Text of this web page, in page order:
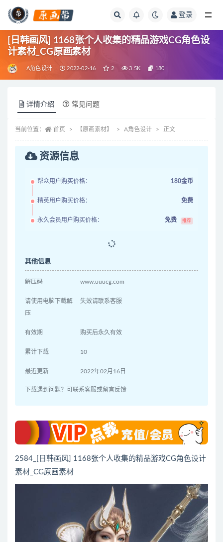
登录
[日韩画风] 1168张个人收集的精品游戏CG角色设
计素材_CG原画素材
A角色设计 2022-02-16 2 3.5K 180
详情介绍 常见问题
当前位置： 首页 【原画素材】 A角色设计 正文
资源信息
帮众用户购买价格： 180金币
精英用户购买价格： 免费
永久会员用户购买价格： 免费 推荐
其他信息
解压码 www.uuucg.com
请使用电脑下载解
压
失效请联系客服
有效期 购买后永久有效
累计下载 10
最近更新 2022年02月16日
下载遇到问题？可联系客服或留言反馈
2584_[日韩画风] 1168张个人收集的精品游戏CG角色设计
素材_CG原画素材